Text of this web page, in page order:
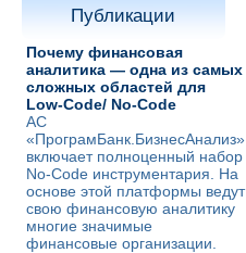
Публикации
Почему финансовая
аналитика — одна из самых
сложных областей для
Low-Code/ No-Code
АС
«ПрограмБанк.БизнесАнализ»
включает полноценный набор
No-Code инструментария. На
основе этой платформы ведут
свою финансовую аналитику
многие значимые
финансовые организации.